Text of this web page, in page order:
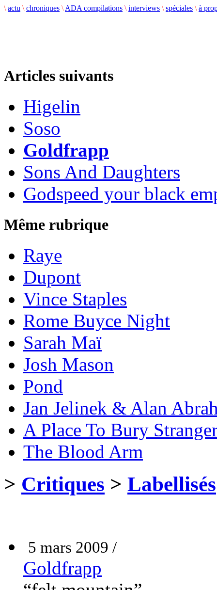
\ actu \ chroniques \ ADA compilations \ interviews \ spéciales \ à
Articles suivants
Higelin
Soso
Goldfrapp
Sons And Daughters
Godspeed your black
Même rubrique
Raye
Dupont
Vince Staples
Rome Buyce Night
Sarah Maï
Josh Mason
Pond
Jan Jelinek & Alan
A Place To Bury
The Blood Arm
> Critiques > Labellisés
5 mars 2009 /
Goldfrapp